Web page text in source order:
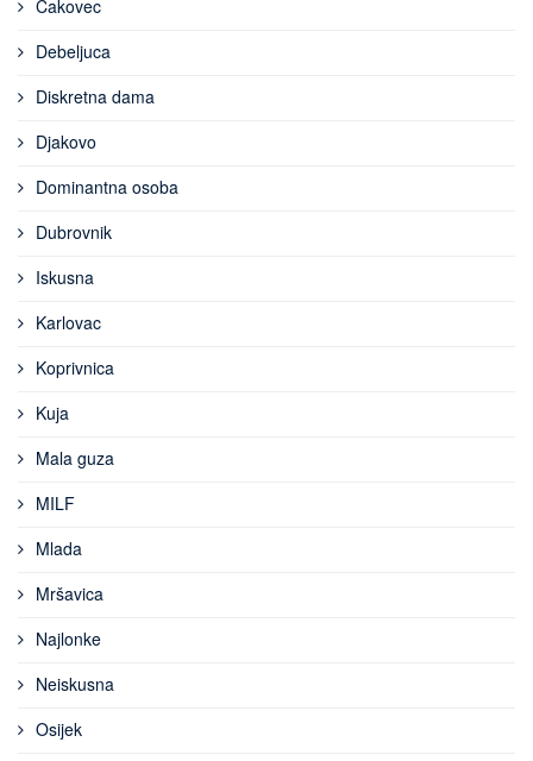
Čakovec
Debeljuca
Diskretna dama
Djakovo
Dominantna osoba
Dubrovnik
Iskusna
Karlovac
Koprivnica
Kuja
Mala guza
MILF
Mlada
Mršavica
Najlonke
Neiskusna
Osijek